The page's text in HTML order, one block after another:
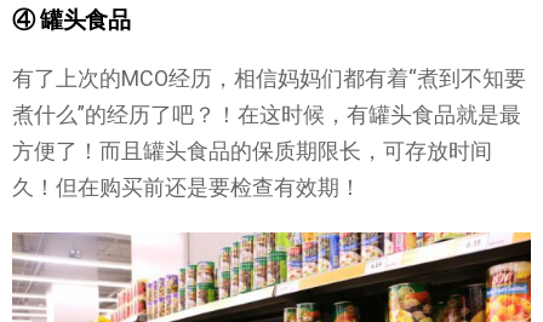
④ 罐头食品
有了上次的MCO经历，相信妈妈们都有着“煮到不知要
煮什么”的经历了吧？！在这时候，有罐头食品就是最
方便了！而且罐头食品的保质期限长，可存放时间
久！但在购买前还是要检查有效期！